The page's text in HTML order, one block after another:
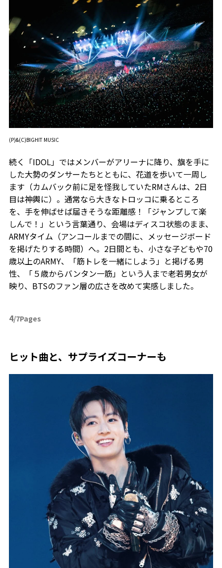
(P)&(C)BIGHIT MUSIC
続く「IDOL」ではメンバーがアリーナに降り、旗を手に
した大勢のダンサーたちとともに、花道を歩いて一周し
ます（カムバック前に足を怪我していたRMさんは、2日
目は神輿に）。通常なら大きなトロッコに乗るところ
を、手を伸ばせば届きそうな距離感！「ジャンプして楽
しんで！」という言葉通り、会場はディスコ状態のまま、
ARMYタイム（アンコールまでの間に、メッセージボード
を掲げたりする時間）へ。2日間とも、小さな子どもや70
歳以上のARMY、「筋トレを一緒にしよう」と掲げる男
性、「５歳からバンタン一筋」という人まで老若男女が
映り、BTSのファン層の広さを改めて実感しました。
4/7Pages
ヒット曲と、サプライズコーナーも